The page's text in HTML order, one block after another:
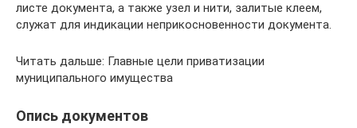
листе документа, а также узел и нити, залитые клеем,
служат для индикации неприкосновенности документа.
Читать дальше: Главные цели приватизации
муниципального имущества
Опись документов